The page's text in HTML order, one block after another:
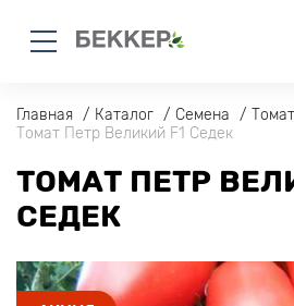
Главная Каталог Семена
Томат
Томат Петр Великий F1 Седек
ТОМАТ ПЕТР
СЕДЕК